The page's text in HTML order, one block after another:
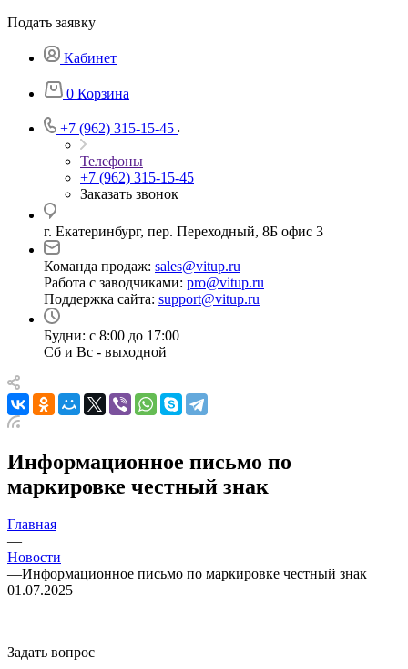
Подать заявку
Кабинет
0 Корзина
+7 (962) 315-15-45
Телефоны
+7 (962) 315-15-45
Заказать звонок
г. Екатеринбург, пер. Переходный, 8Б офис 3
Команда продаж: sales@vitup.ru
Работа с заводчиками: pro@vitup.ru
Поддержка сайта: support@vitup.ru
Будни: с 8:00 до 17:00
Сб и Вс - выходной
Информационное письмо по
маркировке честный знак
Главная
—
Новости
—Информационное письмо по маркировке честный знак
01.07.2025
Задать вопрос